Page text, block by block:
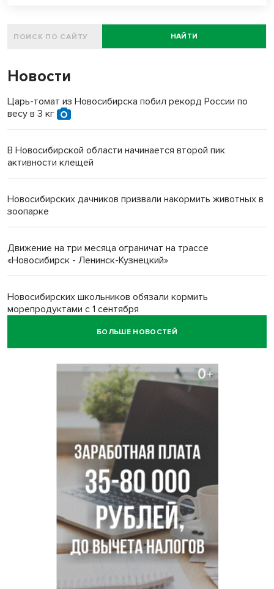
НАЙТИ
Новости
Царь-томат из Новосибирска побил рекорд России по
весу в 3 кг
В Новосибирской области начинается второй пик
активности клещей
Новосибирских дачников призвали накормить животных в
зоопарке
Движение на три месяца ограничат на трассе
«Новосибирск - Ленинск-Кузнецкий»
Новосибирских школьников обязали кормить
морепродуктами с 1 сентября
Июль-2026 вошел в топ-6 самых жарких за все время
Секрет при выборе макарон раскрыла новосибирцам
эксперт Ольга Широкова
Перец-змея вырос в огороде жительницы
Полная программа празднования Дня физкультурника
опубликована в Новосибирске
БОЛЬШЕ НОВОСТЕЙ